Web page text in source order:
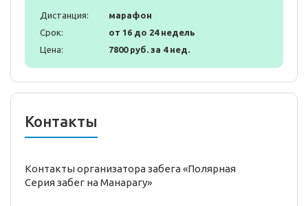
Дистанция:
марафон
Срок:
от 16 до 24 недель
Цена:
7800 руб. за 4 нед.
Контакты
Контакты организатора забега «Полярная
Серия забег на Манарагу»